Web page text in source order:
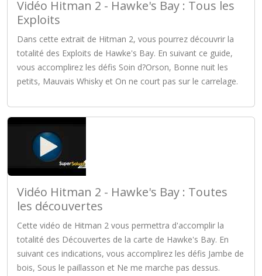
Vidéo Hitman 2 - Hawke's Bay : Tous les
Exploits
Dans cette extrait de Hitman 2, vous pourrez découvrir la
totalité des Exploits de Hawke's Bay. En suivant ce guide,
vous accomplirez les défis Soin d?Orson, Bonne nuit les
petits, Mauvais Whisky et On ne court pas sur le carrelage.
Vidéo Hitman 2 - Hawke's Bay : Toutes
les découvertes
Cette vidéo de Hitman 2 vous permettra d'accomplir la
totalité des Découvertes de la carte de Hawke's Bay. En
suivant ces indications, vous accomplirez les défis Jambe de
bois, Sous le paillasson et Ne me marche pas dessus.